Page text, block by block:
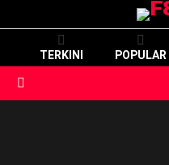
TERKINI POPULAR